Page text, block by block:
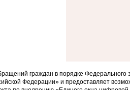
граждан в порядке
Федерации» и предоставляет